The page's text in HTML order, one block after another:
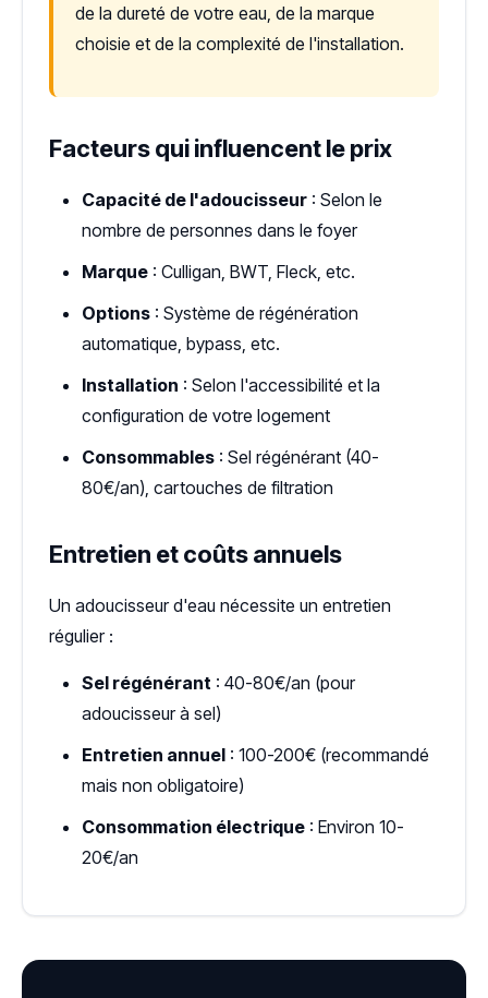
de la dureté de votre eau, de la marque
choisie et de la complexité de l'installation.
Facteurs qui influencent le prix
Capacité de l'adoucisseur : Selon le
nombre de personnes dans le foyer
Marque : Culligan, BWT, Fleck, etc.
Options : Système de régénération
automatique, bypass, etc.
Installation : Selon l'accessibilité et la
configuration de votre logement
Consommables : Sel régénérant (40-
80€/an), cartouches de filtration
Entretien et coûts annuels
Un adoucisseur d'eau nécessite un entretien
régulier :
Sel régénérant : 40-80€/an (pour
adoucisseur à sel)
Entretien annuel : 100-200€ (recommandé
mais non obligatoire)
Consommation électrique : Environ 10-
20€/an